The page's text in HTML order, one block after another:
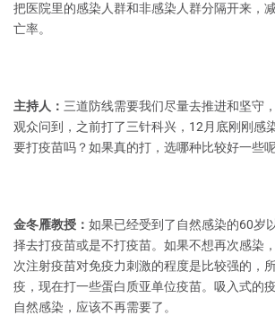
把医院里的感染人群和非感染人群分隔开来，
亡率。
主持人： 三道防线需要我们尽量去推进和坚守
观众问到，之前打了三针科兴，12月底刚刚感
要打疫苗吗？如果真的打，选哪种比较好一些
金冬雁教授： 如果已经受到了自然感染的60岁
择去打疫苗或是不打疫苗。如果不想再次感染
次注射疫苗对免疫力刺激的程度是比较强的，
疫，现在打一些蛋白质亚单位疫苗。吸入式的
自然感染，应该不再需要了。